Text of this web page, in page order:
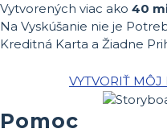
Vytvorených viac ako 40
Na Vyskúšanie nie je
Kreditná Karta a Žiadne
VYTVORIŤ MÔJ
Pomoc